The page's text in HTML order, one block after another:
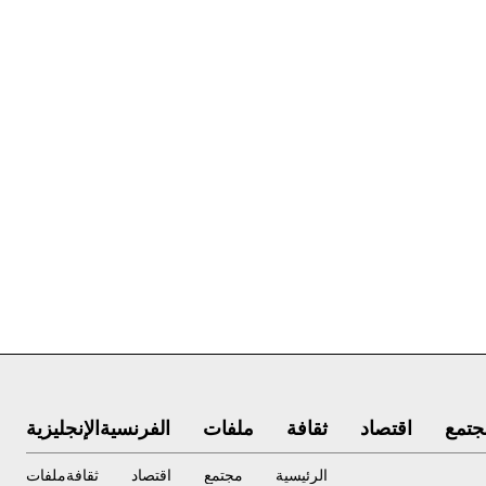
اقتصاد ثقافة ملفات الفرنسيةالإنجليزية
الرئيسية مجتمع اقتصاد ثقافةملفات